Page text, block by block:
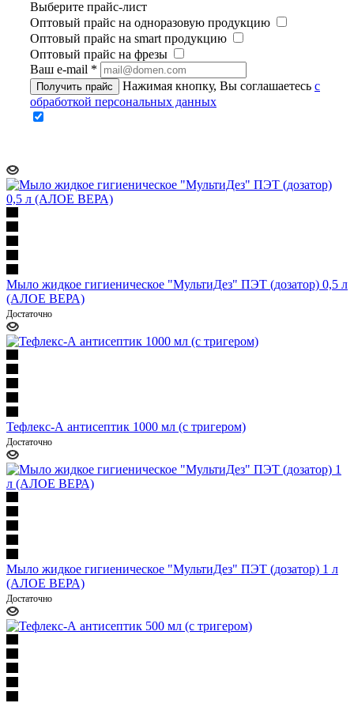
Выберите прайс-лист
Оптовый прайс на одноразовую продукцию
Оптовый прайс на smart продукцию
Оптовый прайс на фрезы
Ваш e-mail *
Получить прайс Нажимая кнопку, Вы соглашаетесь с
обработкой персональных данных
Мыло жидкое гигиеническое "МультиДез" ПЭТ (дозатор) 0,5 л
(АЛОЕ ВЕРА)
Достаточно
Тефлекс-А антисептик 1000 мл (с тригером)
Достаточно
Мыло жидкое гигиеническое "МультиДез" ПЭТ (дозатор) 1 л
(АЛОЕ ВЕРА)
Достаточно